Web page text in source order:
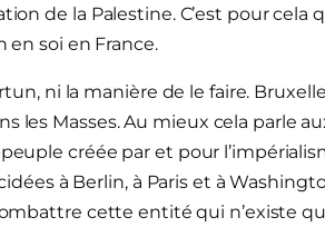
de la Palestine. C’est pour cela
soi en France.
ni la manière de le faire.
les Masses. Au mieux cela parle
créée par et pour
à Berlin, à Paris et à
cette entité qui n’existe